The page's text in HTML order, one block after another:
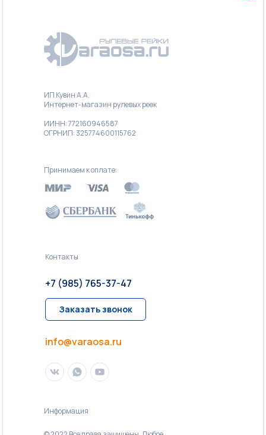
Принимаем к оплате:
Контакты
ИП Кувин А.А.
Интернет-магазин рулевых реек
ИИНН: 772160946587
ОГРНИП: 325774600115762
Информация
info@varaosa.ru
+7 (985) 765-37-47
Заказать звонок